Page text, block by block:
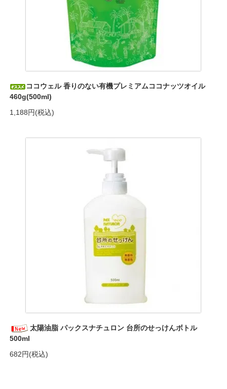
ココウェル 香りのない有機プレミアムココナッツオイル
460g(500ml)
1,188円(税込)
太陽油脂 パックスナチュロン 台所のせっけんボトル
500ml
682円(税込)